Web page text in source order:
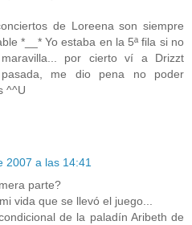
de Loreena son siempre
*__* Yo estaba en la 5ª fila si no
por cierto ví a Drizzt
me dio pena no poder
^^U
2007 a las 14:41
parte?
vida que se llevó el juego...
de la paladín Aribeth de